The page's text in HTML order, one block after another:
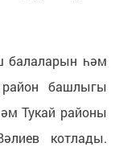
балаларын һәм
башлыгы
Тукай районы
котлады.